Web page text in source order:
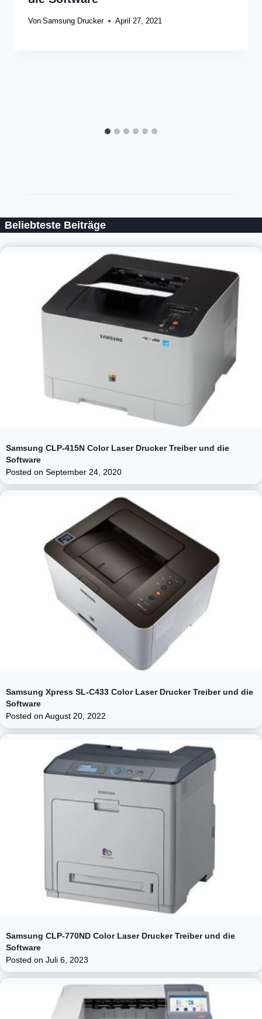
Von Samsung Drucker April 27, 2021
Beliebteste Beiträge
Samsung CLP-415N Color Laser Drucker Treiber und die
Software
Posted on September 24, 2020
Samsung Xpress SL-C433 Color Laser Drucker Treiber und die
Software
Posted on August 20, 2022
Samsung CLP-770ND Color Laser Drucker Treiber und die
Software
Posted on Juli 6, 2023